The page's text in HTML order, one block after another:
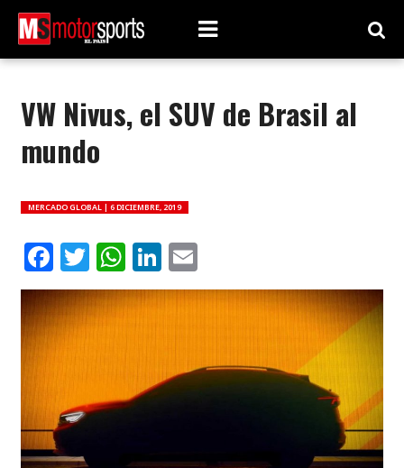
VW Nivus, el SUV de Brasil al
mundo
MERCADO GLOBAL | 6 DICIEMBRE, 2019
Facebook
Twitter
WhatsApp
LinkedIn
Email